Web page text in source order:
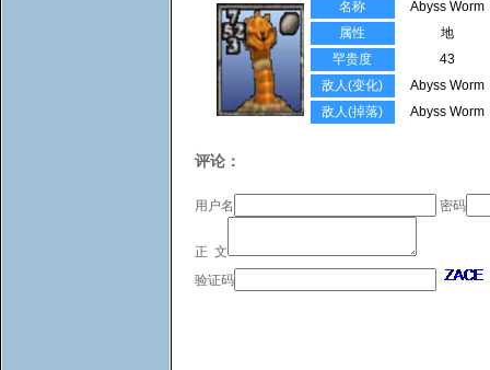
名称
Abyss Worm
属性
地
罕贵度
43
敌人(变化)
Abyss Worm
敌人(掉落)
Abyss Worm
评论：
用户名 密码
正 文
验证码